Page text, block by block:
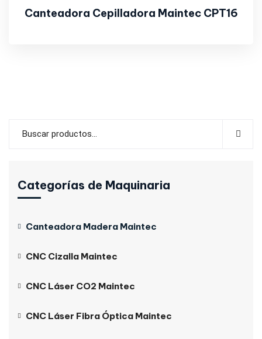
Canteadora Cepilladora Maintec CPT16
Categorías de Maquinaria
Canteadora Madera Maintec
CNC Cizalla Maintec
CNC Láser CO2 Maintec
CNC Láser Fibra Óptica Maintec